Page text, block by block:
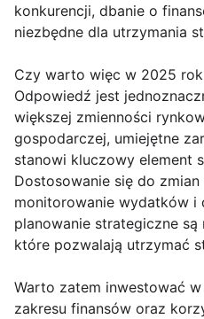
konkurencji, dbanie o
niezbędne dla utrzymania
Czy warto więc w 2025
Odpowiedź jest
większej zmienności
gospodarczej, umiejętne
stanowi kluczowy element
Dostosowanie się do
monitorowanie wydatków i
planowanie strategiczne są
które pozwalają utrzymać
Warto zatem inwestować
zakresu finansów oraz